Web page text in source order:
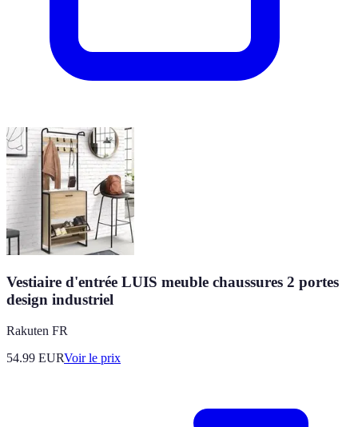
Vestiaire d'entrée LUIS meuble chaussures 2 portes
design industriel
Rakuten FR
54.99 EURVoir le prix